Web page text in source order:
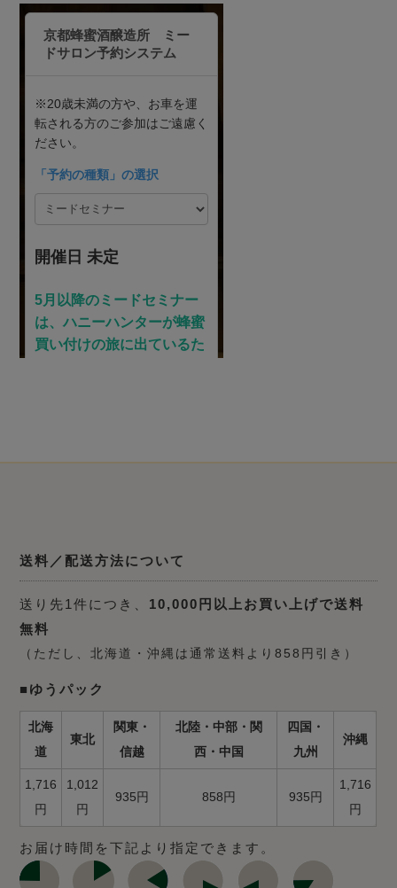
送料／配送方法について
送り先1件につき、 10,000円以上お買い上げで送料
無料
（ただし、北海道・沖縄は通常送料より858円引き）
■ゆうパック
北海
道
東北
関東・
信越
北陸・中部・関
西・中国
四国・
九州
沖縄
1,716
円
1,012
円
935円 858円 935円
1,716
円
お届け時間を下記より指定できます。